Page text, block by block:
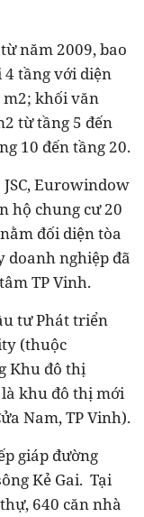
năm 2009, bao
tầng với diện
m2; khối văn
từ tầng 5 đến
10 đến tầng 20.
Eurowindow
hộ chung cư 20
đối diện tòa
doanh nghiệp đã
TP Vinh.
tư Phát triển
(thuộc
Khu đô thị
khu đô thị mới
Nam, TP Vinh).
giáp đường
Kẻ Gai. Tại
640 căn nhà